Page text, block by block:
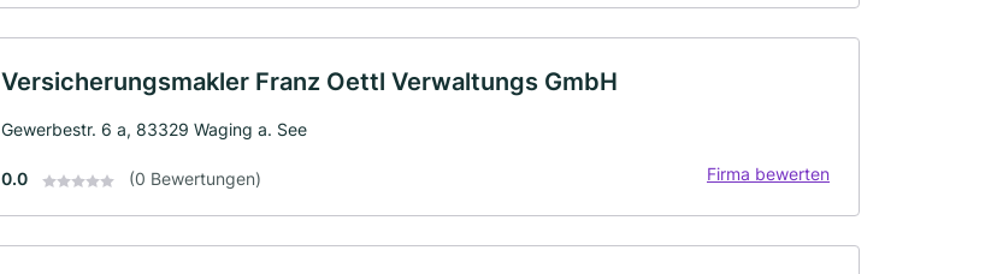
Versicherungsmakler Franz Oettl Verwaltungs GmbH
Gewerbestr. 6 a, 83329 Waging a. See
0.0 (0 Bewertungen) Firma bewerten